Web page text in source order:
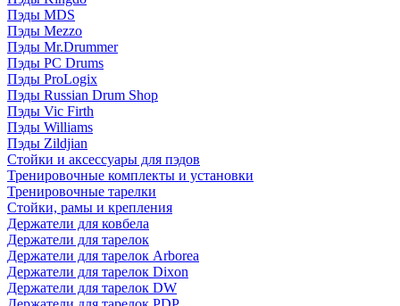
Пэды MDS
Пэды Mezzo
Пэды Mr.Drummer
Пэды PC Drums
Пэды ProLogix
Пэды Russian Drum Shop
Пэды Vic Firth
Пэды Williams
Пэды Zildjian
Стойки и аксессуары для пэдов
Тренировочные комплекты и установки
Тренировочные тарелки
Стойки, рамы и крепления
Держатели для ковбела
Держатели для тарелок
Держатели для тарелок Arborea
Держатели для тарелок Dixon
Держатели для тарелок DW